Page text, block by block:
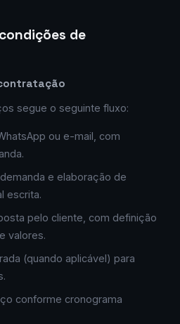
de
segue o seguinte fluxo:
ou e-mail, com
e elaboração de
escrita.
pelo cliente, com definição
valores.
(quando aplicável) para
conforme cronograma